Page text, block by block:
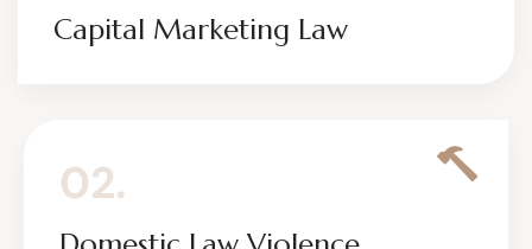
Capital Marketing Law
02.